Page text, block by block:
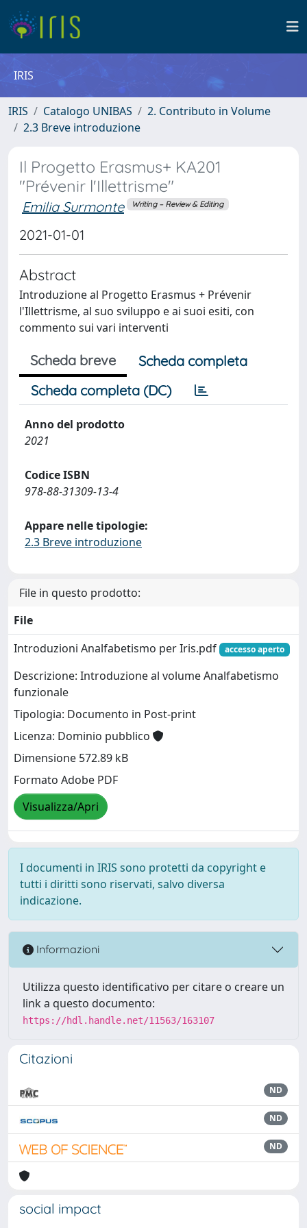
IRIS
IRIS Catalogo UNIBAS
2. Contributo in Volume
2.3 Breve introduzione
Il Progetto Erasmus+ KA201
"Prévenir l'Illettrisme"
Emilia Surmonte Writing – Review & Editing
2021-01-01
Abstract
Introduzione al Progetto Erasmus + Prévenir
l'Illettrisme, al suo sviluppo e ai suoi esiti, con
commento sui vari interventi
Scheda breve
Scheda completa
Scheda completa (DC)
Anno del prodotto
2021
Codice ISBN
978-88-31309-13-4
Appare nelle tipologie:
2.3 Breve introduzione
File in questo prodotto:
File
Introduzioni Analfabetismo per Iris.pdf
accesso aperto
Descrizione: Introduzione al volume Analfabetismo
funzionale
Tipologia: Documento in Post-print
Licenza: Dominio pubblico
Dimensione 572.89 kB
Formato Adobe PDF
Visualizza/Apri
I documenti in IRIS sono protetti da copyright e
tutti i diritti sono riservati, salvo diversa
indicazione.
Informazioni
Utilizza questo identificativo per citare o creare un
link a questo documento:
https://hdl.handle.net/11563/163107
Citazioni
ND
ND
ND
social impact